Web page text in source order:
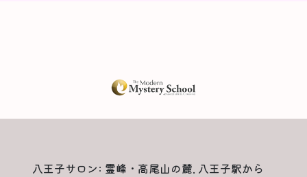
八王子サロン: 霊峰・高尾山の麓. 八王子駅から